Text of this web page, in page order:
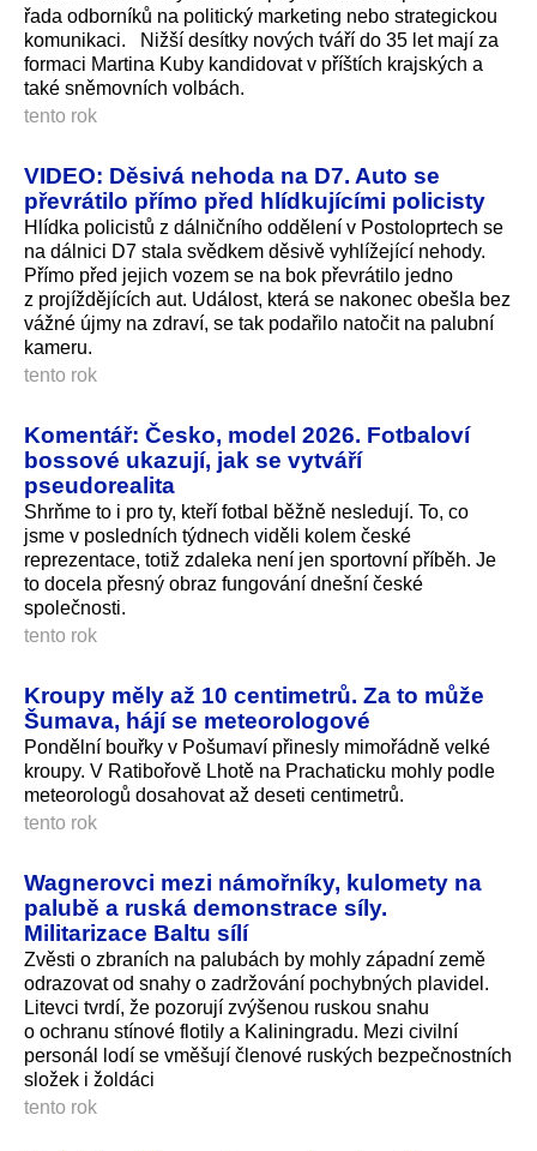
řada odborníků na politický marketing nebo strategickou
komunikaci. Nižší desítky nových tváří do 35 let mají za
formaci Martina Kuby kandidovat v příštích krajských a
také sněmovních volbách.
tento rok
VIDEO: Děsivá nehoda na D7. Auto se
převrátilo přímo před hlídkujícími policisty
Hlídka policistů z dálničního oddělení v Postoloprtech se
na dálnici D7 stala svědkem děsivě vyhlížející nehody.
Přímo před jejich vozem se na bok převrátilo jedno
z projíždějících aut. Událost, která se nakonec obešla bez
vážné újmy na zdraví, se tak podařilo natočit na palubní
kameru.
tento rok
Komentář: Česko, model 2026. Fotbaloví
bossové ukazují, jak se vytváří
pseudorealita
Shrňme to i pro ty, kteří fotbal běžně nesledují. To, co
jsme v posledních týdnech viděli kolem české
reprezentace, totiž zdaleka není jen sportovní příběh. Je
to docela přesný obraz fungování dnešní české
společnosti.
tento rok
Kroupy měly až 10 centimetrů. Za to může
Šumava, hájí se meteorologové
Pondělní bouřky v Pošumaví přinesly mimořádně velké
kroupy. V Ratibořově Lhotě na Prachaticku mohly podle
meteorologů dosahovat až deseti centimetrů.
tento rok
Wagnerovci mezi námořníky, kulomety na
palubě a ruská demonstrace síly.
Militarizace Baltu sílí
Zvěsti o zbraních na palubách by mohly západní země
odrazovat od snahy o zadržování pochybných plavidel.
Litevci tvrdí, že pozorují zvýšenou ruskou snahu
o ochranu stínové flotily a Kaliningradu. Mezi civilní
personál lodí se vměšují členové ruských bezpečnostních
složek i žoldáci
tento rok